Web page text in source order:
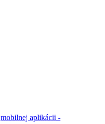
mobilnej aplikácii -